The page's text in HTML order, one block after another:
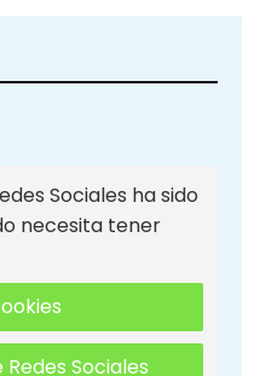
Sociales ha sido
necesita tener
Sociales